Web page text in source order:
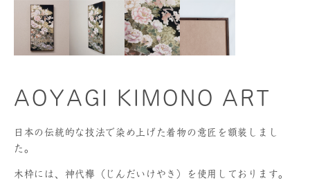
AOYAGI KIMONO ART
日本の伝統的な技法で染め上げた着物の意匠を額装しまし
た。
木枠には、神代欅（じんだいけやき）を使用しております。